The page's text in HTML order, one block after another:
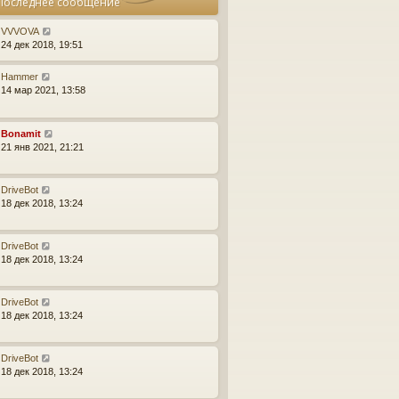
и
ю
б
щ
н
и
о
б
е
и
ю
д
е
м
у
о
б
щ
е
и
VVVOVA
24 дек 2018, 19:51
Hammer
14 мар 2021, 13:58
Bonamit
21 янв 2021, 21:21
DriveBot
18 дек 2018, 13:24
DriveBot
18 дек 2018, 13:24
DriveBot
18 дек 2018, 13:24
DriveBot
18 дек 2018, 13:24